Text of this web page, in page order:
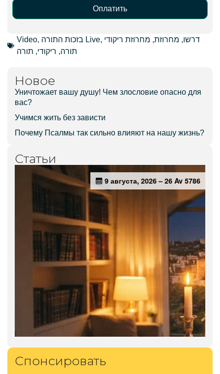
Оплатить
Alternative:
Video, בזכות התורה Live, דרשו, מחרוזת, מחרוזת ריקודי
תורה, ריקודי, תורה
Новое
Уничтожает вашу душу! Чем злословие опасно для
вас?
Учимся жить без зависти
Почему Псалмы так сильно влияют на нашу жизнь?
Статьи
Спонсировать